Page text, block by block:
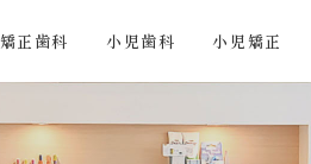
矯正歯科 小児歯科 小児矯正